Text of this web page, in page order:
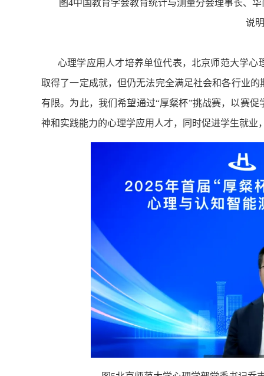
图4中国教育学会教育统计与测量分会理事长、
说
心理学应用人才培养单位代表，北京师范大学
取得了一定成就，但仍无法完全满足社会和各行业
有限。为此，我们希望通过“厚粲杯”挑战赛，以赛
神和实践能力的心理学应用人才，同时促进学生就业